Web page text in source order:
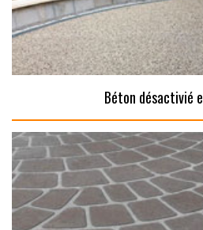
Béton désactivié